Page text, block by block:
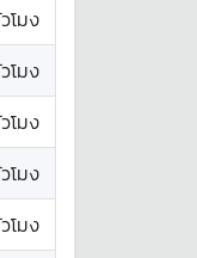
โมง
โมง
โมง
โมง
โมง